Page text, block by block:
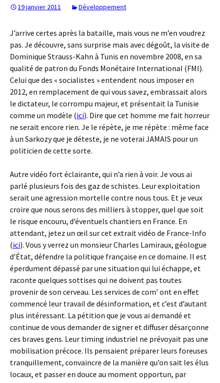
19 janvier 2011 Développement
J’arrive certes après la bataille, mais vous ne m’en voudrez
pas. Je découvre, sans surprise mais avec dégoût, la visite de
Dominique Strauss-Kahn à Tunis en novembre 2008, en sa
qualité de patron du Fonds Monétaire International (FMI).
Celui que des « socialistes » entendent nous imposer en
2012, en remplacement de qui vous savez, embrassait alors
le dictateur, le corrompu majeur, et présentait la Tunisie
comme un modèle (ici). Dire que cet homme me fait horreur
ne serait encore rien. Je le répète, je me répète : même face
à un Sarkozy que je déteste, je ne voterai JAMAIS pour un
politicien de cette sorte.
Autre vidéo fort éclairante, qui n’a rien à voir. Je vous ai
parlé plusieurs fois des gaz de schistes. Leur exploitation
serait une agression mortelle contre nous tous. Et je veux
croire que nous serons des milliers à stopper, quel que soit
le risque encouru, d’éventuels chantiers en France. En
attendant, jetez un œil sur cet extrait vidéo de France-Info
(ici). Vous y verrez un monsieur Charles Lamiraux, géologue
d’État, défendre la politique française en ce domaine. Il est
éperdument dépassé par une situation qui lui échappe, et
raconte quelques sottises qui ne doivent pas toutes
provenir de son cerveau. Les services de com’ ont en effet
commencé leur travail de désinformation, et c’est d’autant
plus intéressant. La pétition que je vous ai demandé et
continue de vous demander de signer et diffuser désarçonne
ces braves gens. Leur timing industriel ne prévoyait pas une
mobilisation précoce. Ils pensaient préparer leurs foreuses
tranquillement, convaincre de la manière qu’on sait les élus
locaux, et passer en douce au moment opportun, par